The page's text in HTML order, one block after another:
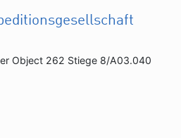
Object 262 Stiege 8/A03.040